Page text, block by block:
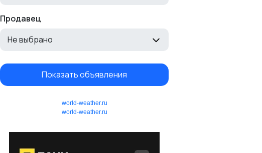
Продавец
Не выбрано
Показать объявления
world-weather.ru
world-weather.ru